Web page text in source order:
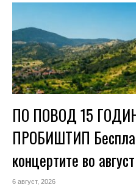
ПО ПОВОД 15
ПРОБИШТИП
концертите во август
6 август, 2026